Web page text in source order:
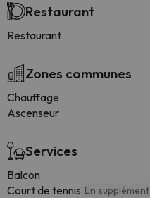
Restaurant
Restaurant
Zones communes
Chauffage
Ascenseur
Services
Balcon
Court de tennis En supplément